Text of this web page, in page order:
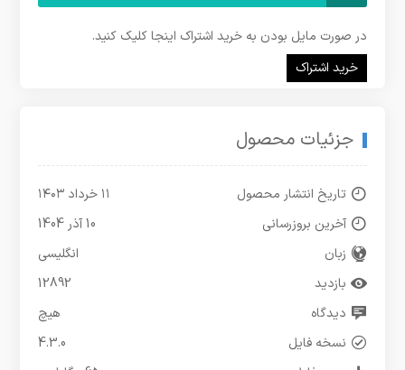
در صورت مایل بودن به خرید اشتراک اینجا کلیک کنید.
خرید اشتراک
جزئیات محصول
تاریخ انتشار محصول
۱۱ خرداد ۱۴۰۳
آخرین بروزرسانی
10 آذر 1404
زبان
انگلیسی
بازدید
12892
دیدگاه
هیچ
نسخه فایل
4.3.0